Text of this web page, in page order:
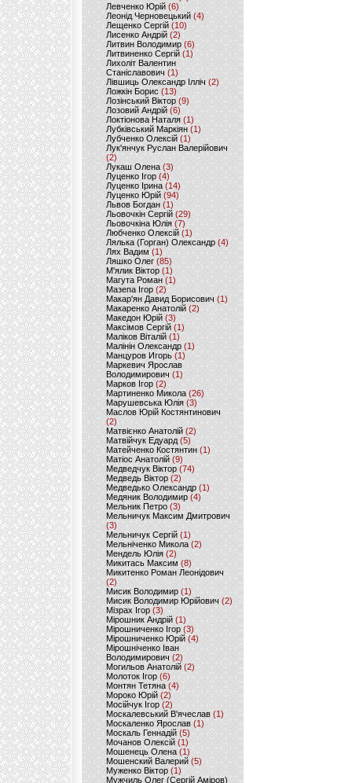
Левченко Юрій (6)
Леонід Черновецький (4)
Лещенко Сергій (10)
Лисенко Андрій (2)
Литвин Володимир (6)
Литвиненко Сергій (1)
Лихоліт Валентин
Станіславович (1)
Лівшиць Олександр Ілліч (2)
Ложкін Борис(13)
Лозінський Віктор(9)
Лозовий Андрій (6)
Локтіонова Наталя (1)
Лубківський Маркіян(1)
Лубченко Олексій (1)
Лук'янчук Руслан Валерійович
(2)
Лукаш Олена (3)
Луценко Ігор (4)
Луценко Ірина (14)
Луценко Юрій (94)
Львов Богдан (1)
Льовочкін Сергій (29)
Льовочкіна Юлія(7)
Любченко Олексій(1)
Лялька (Горган) Олександр(4)
Лях Вадим (1)
Ляшко Олег (85)
М'ялик Віктор(1)
Магута Роман(1)
Мазепа Ігор (2)
Макар'ян Давид Борисович(1)
Макаренко Анатолій (2)
Македон Юрій(3)
Максімов Сергій (1)
Маліков Віталій (1)
Малінін Олександр (1)
Манцуров Игорь (1)
Маркевич Ярослав
Володимирович (1)
Марков Ігор (2)
Мартиненко Микола (26)
Марушевська Юлія (3)
Маслов Юрій Костянтинович
(2)
Матвієнко Анатолій (2)
Матвійчук Едуард(5)
Матейченко Костянтин (1)
Матіос Анатолій (9)
Медведчук Віктор(74)
Медведь Віктор (2)
Медведько Олександр (1)
Медяник Володимир(4)
Мельник Петро (3)
Мельничук Максим Дмитрович
(3)
Мельничук Сергій (1)
Мельніченко Микола (2)
Мендель Юлія (2)
Микитась Максим (8)
Микитенко Роман Леонідович
(2)
Мисик Володимир (1)
Мисик Володимир Юрійович(2)
Мізрах Ігор(3)
Мірошник Андрій(1)
Мірошниченко Ігор (3)
Мірошниченко Юрій(4)
Мірошніченко Іван
Володимирович (2)
Могильов Анатолій (2)
Молоток Ігор (6)
Монтян Тетяна (4)
Мороко Юрій(2)
Мосійчук Ігор (2)
Москалевський В'ячеслав (1)
Москаленко Ярослав (1)
Москаль Геннадій (5)
Мочанов Олексій(1)
Мошенець Олена(1)
Мошенский Валерий (5)
Муженко Віктор (1)
Мужчиль Олег (Сергій Аміров)